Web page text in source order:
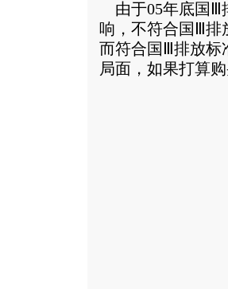
由于05年底国Ⅲ
响，不符合国Ⅲ排
而符合国Ⅲ排放标
局面，如果打算